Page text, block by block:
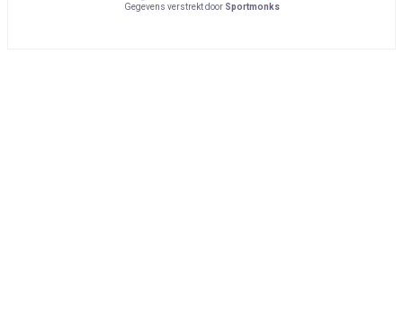
Gegevens verstrekt door Sportmonks